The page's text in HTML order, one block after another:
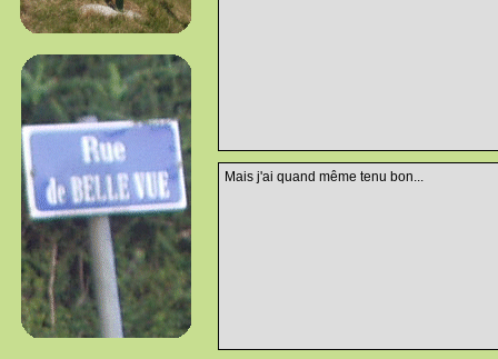
Mais j'ai quand même tenu bon...